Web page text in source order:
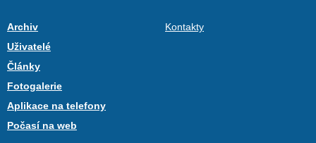
Archiv
Uživatelé
Články
Fotogalerie
Aplikace na telefony
Počasí na web
Kontakty